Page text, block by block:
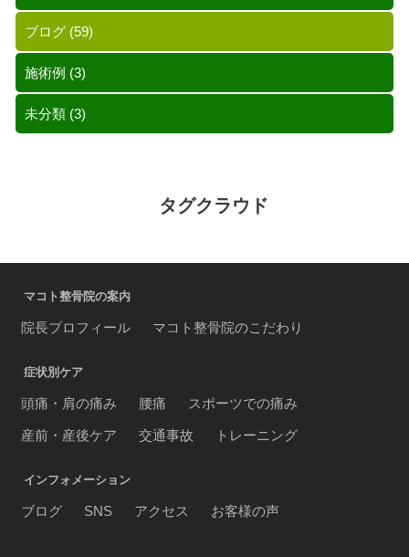
ブログ (59)
施術例 (3)
未分類 (3)
タグクラウド
マコト整骨院の案内
院長プロフィール マコト整骨院のこだわり
症状別ケア
頭痛・肩の痛み 腰痛 スポーツでの痛み
産前・産後ケア 交通事故 トレーニング
インフォメーション
ブログ SNS アクセス お客様の声